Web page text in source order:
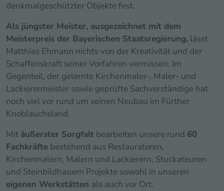
denkmalgeschützter Objekte fest.
Als jüngster Meister, ausgezeichnet mit dem
Meisterpreis der Bayerischen Staatsregierung, lässt
Matthias Ehmann nichts von der Kreativität und der
Schaffenskraft seiner Vorfahren vermissen. Im
Gegenteil, der gelernte Kirchenmaler-, Maler- und
Lackierermeister sowie geprüfte Sachverständige hat
noch viel vor rund um seinen Neubau im Fürther
Knoblauchsland.
Mit äußerster Sorgfalt bearbeiten unsere rund 60
Fachkräfte bestehend aus Restauratoren,
Kirchenmalern, Malern und Lackierern, Stuckateuren
und Steinbildhauern Projekte sowohl in unseren
eigenen Werkstätten als auch vor Ort.